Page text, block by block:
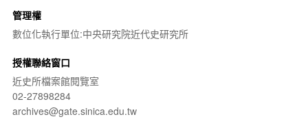
管理權
數位化執行單位:中央研究院近代史研究所
授權聯絡窗口
近史所檔案館閱覽室
02-27898284
archives@gate.sinica.edu.tw